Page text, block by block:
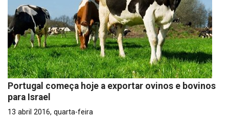
Portugal começa hoje a exportar ovinos e bovinos
para Israel
13 abril 2016, quarta-feira